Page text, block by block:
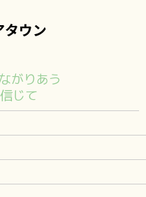
タウン
がりあう
じて